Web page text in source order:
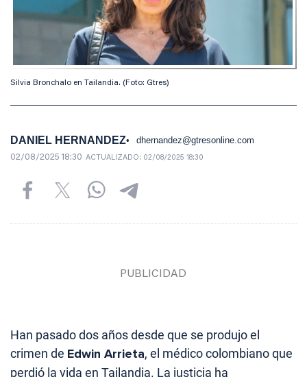
Silvia Bronchalo en Tailandia. (Foto: Gtres)
DANIEL HERNANDEZ dhernandez@gtresonline.com
02/08/2025 18:30 ACTUALIZADO: 02/08/2025 18:30
Han pasado dos años desde que se produjo el
crimen de Edwin Arrieta, el médico colombiano que
perdió la vida en Tailandia. La justicia ha